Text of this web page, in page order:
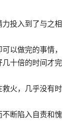
投入到了与之相
以做完的事情，
十倍的时间才完
救火，几乎没有时
断陷入自责和愧